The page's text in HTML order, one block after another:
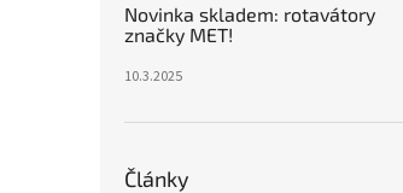
Novinka skladem: rotavátory
značky MET!
10.3.2025
Články